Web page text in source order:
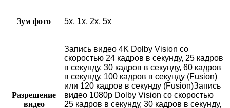
Зум фото 5x, 1x, 2x, 5x
Разрешение
видео
Запись видео 4K Dolby Vision со
скоростью 24 кадров в секунду, 25 кадров
в секунду, 30 кадров в секунду, 60 кадров
в секунду, 100 кадров в секунду (Fusion)
или 120 кадров в секунду (Fusion)Запись
видео 1080p Dolby Vision со скоростью
25 кадров в секунду, 30 кадров в секунду,